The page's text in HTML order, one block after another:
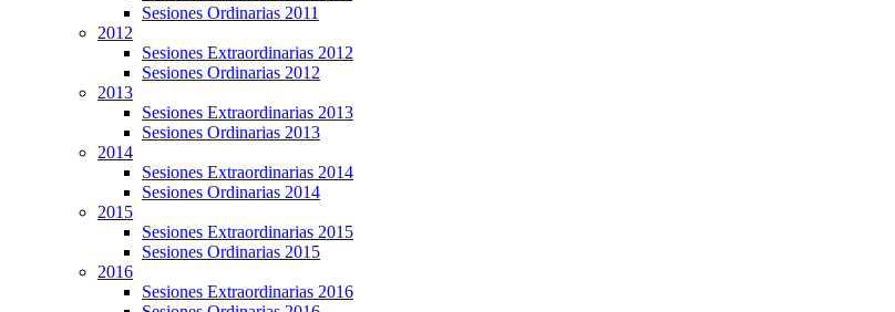
Sesiones Ordinarias 2011
2012
Sesiones Extraordinarias 2012
Sesiones Ordinarias 2012
2013
Sesiones Extraordinarias 2013
Sesiones Ordinarias 2013
2014
Sesiones Extraordinarias 2014
Sesiones Ordinarias 2014
2015
Sesiones Extraordinarias 2015
Sesiones Ordinarias 2015
2016
Sesiones Extraordinarias 2016